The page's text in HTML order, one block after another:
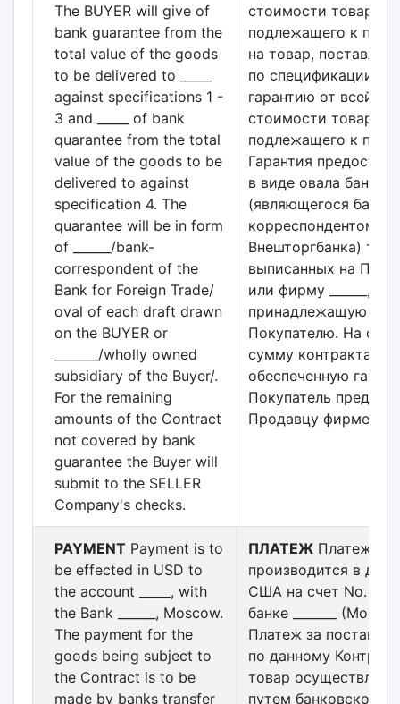
The BUYER will give of
bank guarantee from the
total value of the goods
to be delivered to _____
against specifications 1 -
3 and _____ of bank
quarantee from the total
value of the goods to be
delivered to against
specification 4. The
quarantee will be in form
of ______/bank-
correspondent of the
Bank for Foreign Trade/
oval of each draft drawn
on the BUYER or
_______/wholly owned
subsidiary of the Buyer/.
For the remaining
amounts of the Contract
not covered by bank
guarantee the Buyer will
submit to the SELLER
Company's checks.
стоимости товара,
подлежащего к
на товар,
по спецификации 4, -
гарантию от всей
стоимости товара,
подлежащего к
Гарантия
в виде овала банком
(являющегося
корреспондентом
Внешторгбанка)
выписанных на
или фирму ______,
принадлежащую
Покупателю. На
сумму контракта, не
обеспеченную
Покупатель
Продавцу
PAYMENT Payment is to
be effected in USD to
the account _____, with
the Bank ______, Moscow.
The payment for the
goods being subject to
the Contract is to be
made by banks transfer
ПЛАТЕЖПлатеж
производится в
США на счет No.
банке _______
Платеж за
по данному
товар
путем банковского